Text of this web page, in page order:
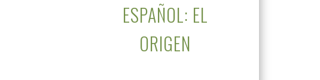
ESPAÑOL: EL
ORIGEN